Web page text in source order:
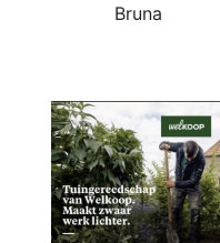
Bruna